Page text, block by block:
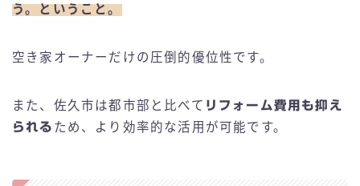
う。ということ。
空き家オーナーだけの圧倒的優位性です。
また、佐久市は都市部と比べて リフォーム費用も抑え
られる ため、より効率的な活用が可能です。